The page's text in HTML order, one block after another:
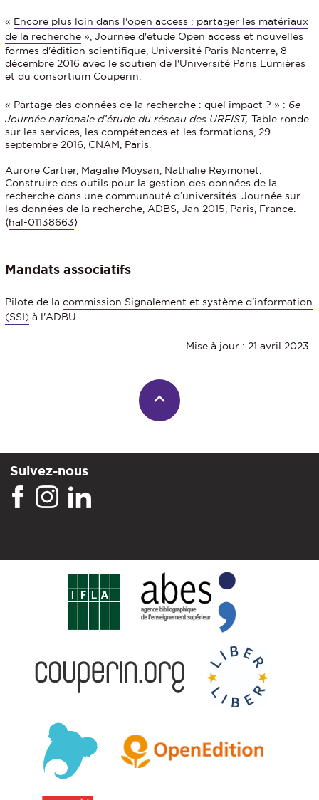
« Encore plus loin dans l'open access : partager les matériaux
de la recherche », Journée d'étude Open access et nouvelles
formes d'édition scientifique, Université Paris Nanterre, 8
décembre 2016 avec le soutien de l'Université Paris Lumières
et du consortium Couperin.
« Partage des données de la recherche : quel impact ? » : 6e
Journée nationale d’étude du réseau des URFIST, Table ronde
sur les services, les compétences et les formations, 29
septembre 2016, CNAM, Paris.
Aurore Cartier, Magalie Moysan, Nathalie Reymonet.
Construire des outils pour la gestion des données de la
recherche dans une communauté d’universités. Journée sur
les données de la recherche, ADBS, Jan 2015, Paris, France.
⟨hal-01138663⟩
Mandats associatifs
Pilote de la commission Signalement et système d'information
(SSI) à l'ADBU
Mise à jour : 21 avril 2023
Suivez-nous